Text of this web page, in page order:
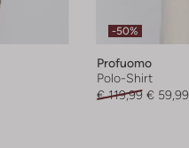
-50%
Profuomo
Polo-Shirt
€ 119,99 € 59,99